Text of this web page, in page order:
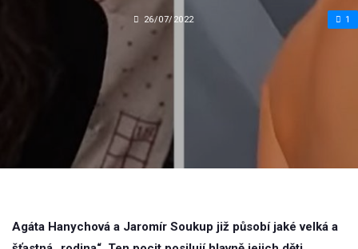
26/07/2022 1
Agáta Hanychová a Jaromír Soukup již působí jaké velká a